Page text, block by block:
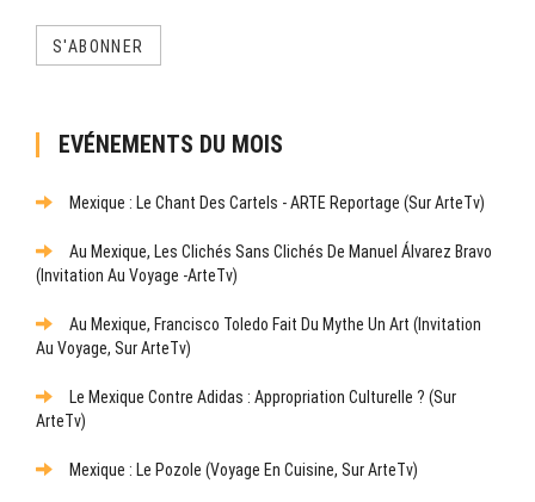
S'ABONNER
EVÉNEMENTS DU MOIS
Mexique : Le Chant Des Cartels - ARTE Reportage (sur ArteTv)
Au Mexique, Les Clichés Sans Clichés De Manuel Álvarez Bravo
(Invitation Au Voyage -ArteTv)
Au Mexique, Francisco Toledo Fait Du Mythe Un Art (Invitation
Au Voyage, Sur ArteTv)
Le Mexique Contre Adidas : Appropriation Culturelle ? (sur
ArteTv)
Mexique : Le Pozole (Voyage En Cuisine, Sur ArteTv)